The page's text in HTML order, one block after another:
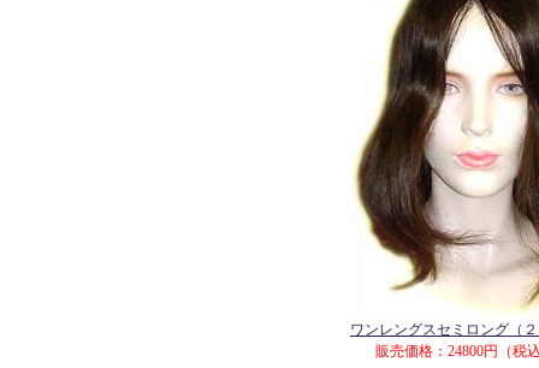
ワンレングスセミロング（
販売価格：24800円（税